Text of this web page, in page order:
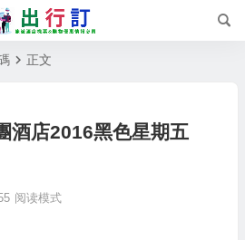
正文
酒店2016黑色星期五
阅读模式